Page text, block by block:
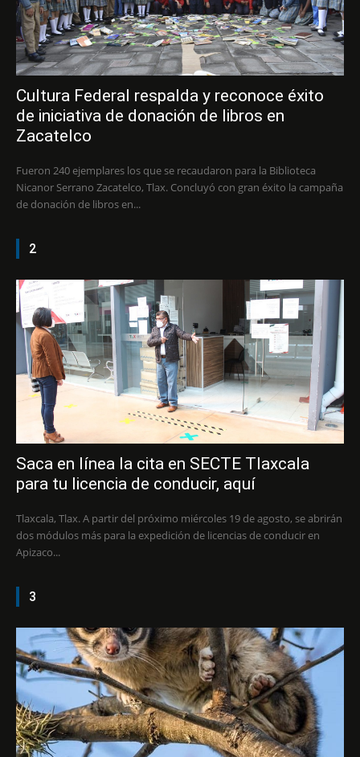
Cultura Federal respalda y reconoce éxito
de iniciativa de donación de libros en
Zacatelco
Fueron 240 ejemplares los que se recaudaron para la Biblioteca
Nicanor Serrano Zacatelco, Tlax. Concluyó con gran éxito la campaña
de donación de libros en...
2
Saca en línea la cita en SECTE Tlaxcala
para tu licencia de conducir, aquí
Tlaxcala, Tlax. A partir del próximo miércoles 19 de agosto, se abrirán
dos módulos más para la expedición de licencias de conducir en
Apizaco...
3